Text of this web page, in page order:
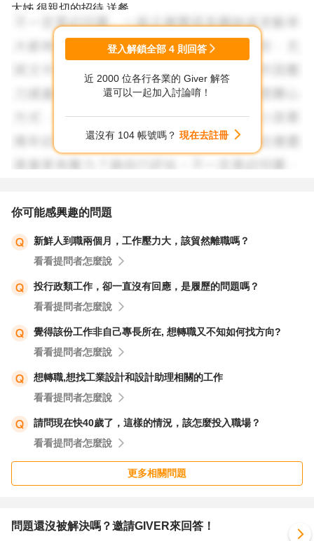
大姊 很親切的招待 送餐
因為我不曉得您的居住地方
剛剛上他們官網 還有相關職缺的需求~
會是個常態~
加油! #您也可以到勞工局相關單位請他們協助幫忙喔~
登入解鎖全部 4 則回答
近 2000 位各行各業的 Giver 解答
還可以一起加入討論唷！
還沒有 104 帳號嗎？ 現在去註冊
你可能感興趣的問題
新鮮人到職兩個月，工作壓力大，該貿然離職嗎？
看看提問者怎麼說
投行政類工作，卻一直沒有回應，是履歷的問題嗎？
看看提問者怎麼說
覺得該份工作非自己專長所在, 想轉職又不知如何找方向?
看看提問者怎麼說
想轉職,想找工業設計和設計助理相關的工作
看看提問者怎麼說
請問現在快40歲了，這樣的情況，該怎麼投入職場？
看看提問者怎麼說
更多相關問題
問題還沒被解決嗎？邀請GIVER來回答！